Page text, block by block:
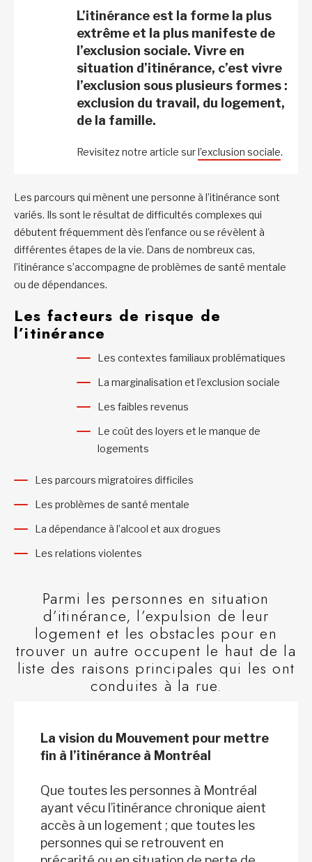
L’itinérance est la forme la plus
extrême et la plus manifeste de
l’exclusion sociale. Vivre en
situation d’itinérance, c’est vivre
l’exclusion sous plusieurs formes :
exclusion du travail, du logement,
de la famille.
Revisitez notre article surl’exclusion sociale.
Les parcours qui mènent une personne à l’itinérance sont
variés. Ils sont le résultat de difficultés complexes qui
débutent fréquemment dès l’enfance ou se révèlent à
différentes étapes de la vie. Dans de nombreux cas,
l’itinérance s’accompagne de problèmes de santé mentale
ou de dépendances.
Les facteurs de risque de
l’itinérance
Les contextes familiaux problématiques
La marginalisation et l’exclusion sociale
Les faibles revenus
Le coût des loyers et le manque de
logements
Les parcours migratoires difficiles
Les problèmes de santé mentale
La dépendance à l’alcool et aux drogues
Les relations violentes
Parmi les personnes en situation
d’itinérance, l’expulsion de leur
logement et les obstacles pour en
trouver un autre occupent le haut de la
liste des raisons principales qui les ont
conduites à la rue.
La vision du Mouvement pour mettre
fin à l’itinérance à Montréal
Que toutes les personnes à Montréal
ayant vécu l’itinérance chronique aient
accès à un logement ; que toutes les
personnes qui se retrouvent en